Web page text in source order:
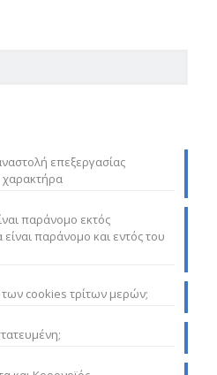
επεξεργασίας
παράνομο εκτός
παράνομο και εντός του
cookies τρίτων μερών;